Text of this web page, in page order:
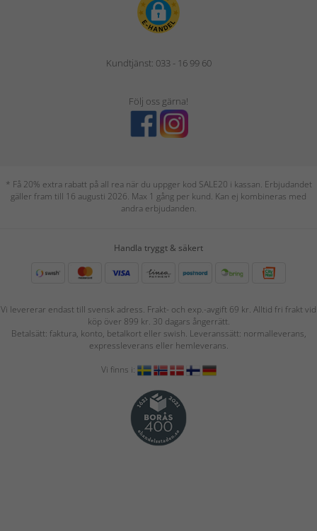
Kundtjänst: 033 - 16 99 60
Följ oss gärna!
* Få 20% extra rabatt på all rea när du uppger kod SALE20 i kassan. Erbjudandet
gäller fram till 16 augusti 2026. Max 1 gång per kund. Kan ej kombineras med
andra erbjudanden.
Handla tryggt & säkert
Vi levererar endast till svensk adress. Frakt- och exp.-avgift 69 kr. Alltid fri frakt vid
köp över 899 kr. 30 dagars ångerrätt.
Betalsätt: faktura, konto, betalkort eller swish. Leveranssätt: normalleverans,
expressleverans eller hemleverans.
Vi finns i: